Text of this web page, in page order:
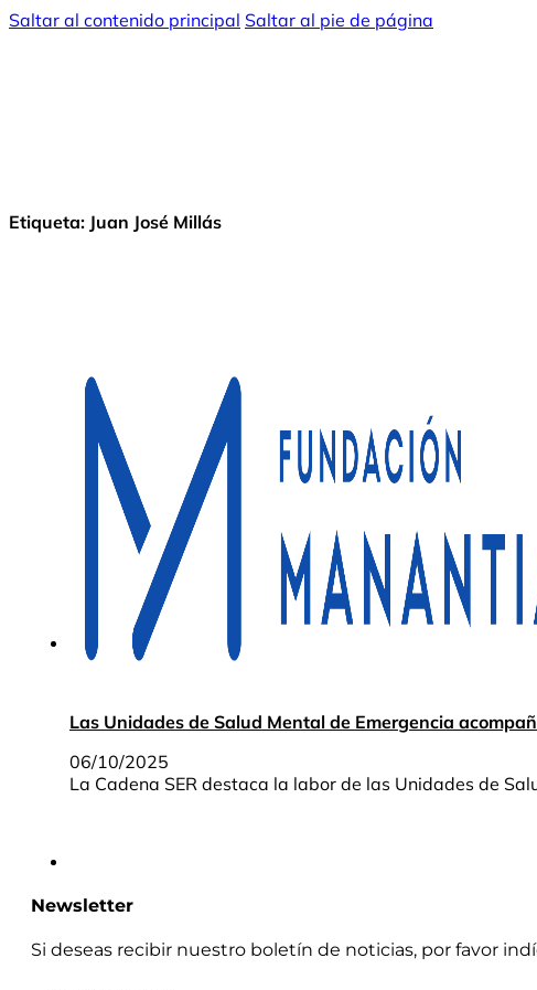
Saltar al contenido principal Saltar al pie de página
Etiqueta: Juan José Millás
Las Unidades de Salud Mental de Emergencia
06/10/2025
La Cadena SER destaca la labor de las Unidades de
Newsletter
Si deseas recibir nuestro boletín de noticias, por favor